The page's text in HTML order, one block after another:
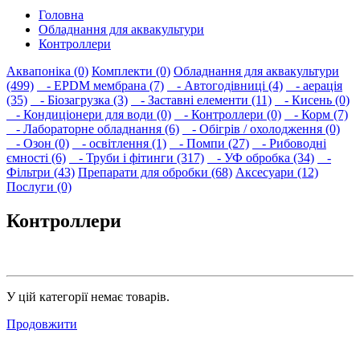
Головна
Обладнання для аквакультури
Контроллери
Аквапоніка (0) Комплекти (0) Обладнання для аквакультури
(499)
- EPDM мембрана (7) - Автогодівниці (4)
- аерація
(35)
- Біозагрузка (3) - Заставні елементи (11)
- Кисень (0)
- Кондиціонери для води (0)
- Контроллери (0)
- Корм (7)
- Лабораторне обладнання (6)
- Обігрів / охолодження (0)
- Озон (0)
- освітлення (1) - Помпи (27)
- Рибоводні
ємності (6)
- Труби і фітинги (317) - УФ обробка (34)
-
Фільтри (43) Препарати для обробки (68) Аксесуари (12)
Послуги (0)
Контроллери
У цій категорії немає товарів.
Продовжити